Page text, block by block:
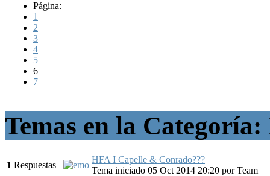
Página:
1
2
3
4
5
6
7
Temas en la
1 Respuestas
HFA I Capelle & Conrado???
Tema iniciado 05 Oct 2014 20:20 porTeam